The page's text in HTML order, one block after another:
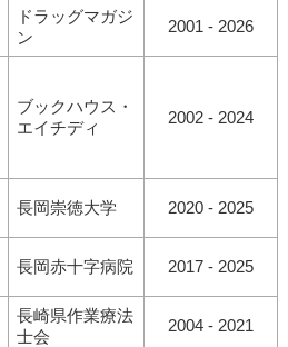
ドラッグマガジ
ン
2001 - 2026
ブックハウス・
エイチディ
2002 - 2024
長岡崇徳大学 2020 - 2025
長岡赤十字病院 2017 - 2025
長崎県作業療法
士会
2004 - 2021